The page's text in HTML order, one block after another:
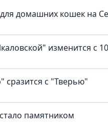
домашних кошек на
изменится с
сразится с "Тверью"
памятником